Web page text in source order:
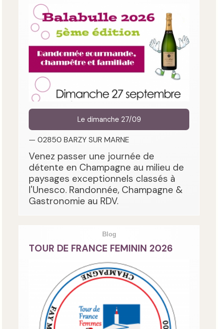
Le dimanche 27/09
— 02850 BARZY SUR MARNE
Venez passer une journée de
détente en Champagne au milieu de
paysages exceptionnels classés à
l'Unesco. Randonnée, Champagne &
Gastronomie au RDV.
Blog
TOUR DE FRANCE FEMININ 2026